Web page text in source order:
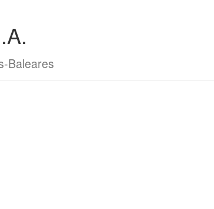
Baleares